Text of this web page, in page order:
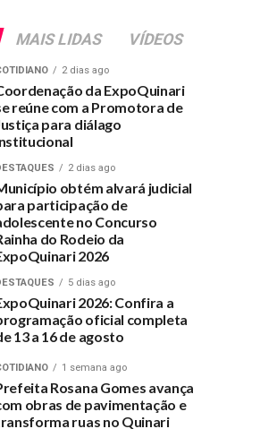
MAIS LIDAS VÍDEOS
2 dias ago
da ExpoQuinari
reúne com a Promotora de
para diálago
2 dias ago
obtém alvará judicial
participação de
no Concurso
do Rodeio da
2026
5 dias ago
2026: Confira a
oficial completa
13 a 16 de agosto
1 semana ago
Rosana Gomes avança
obras de pavimentação e
ruas no Quinari